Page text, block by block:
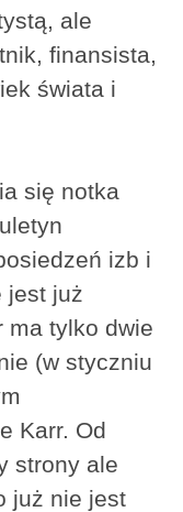
ale
finansista,
świata i
się notka
izb i
jest już
ma tylko dwie
(w styczniu
Karr. Od
strony ale
już nie jest